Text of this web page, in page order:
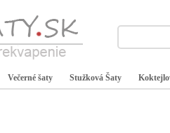
Večerné šaty Stužková Šaty